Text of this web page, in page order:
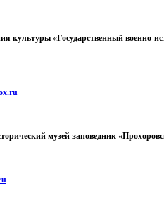
культуры «Государственный военно-
музей-заповедник